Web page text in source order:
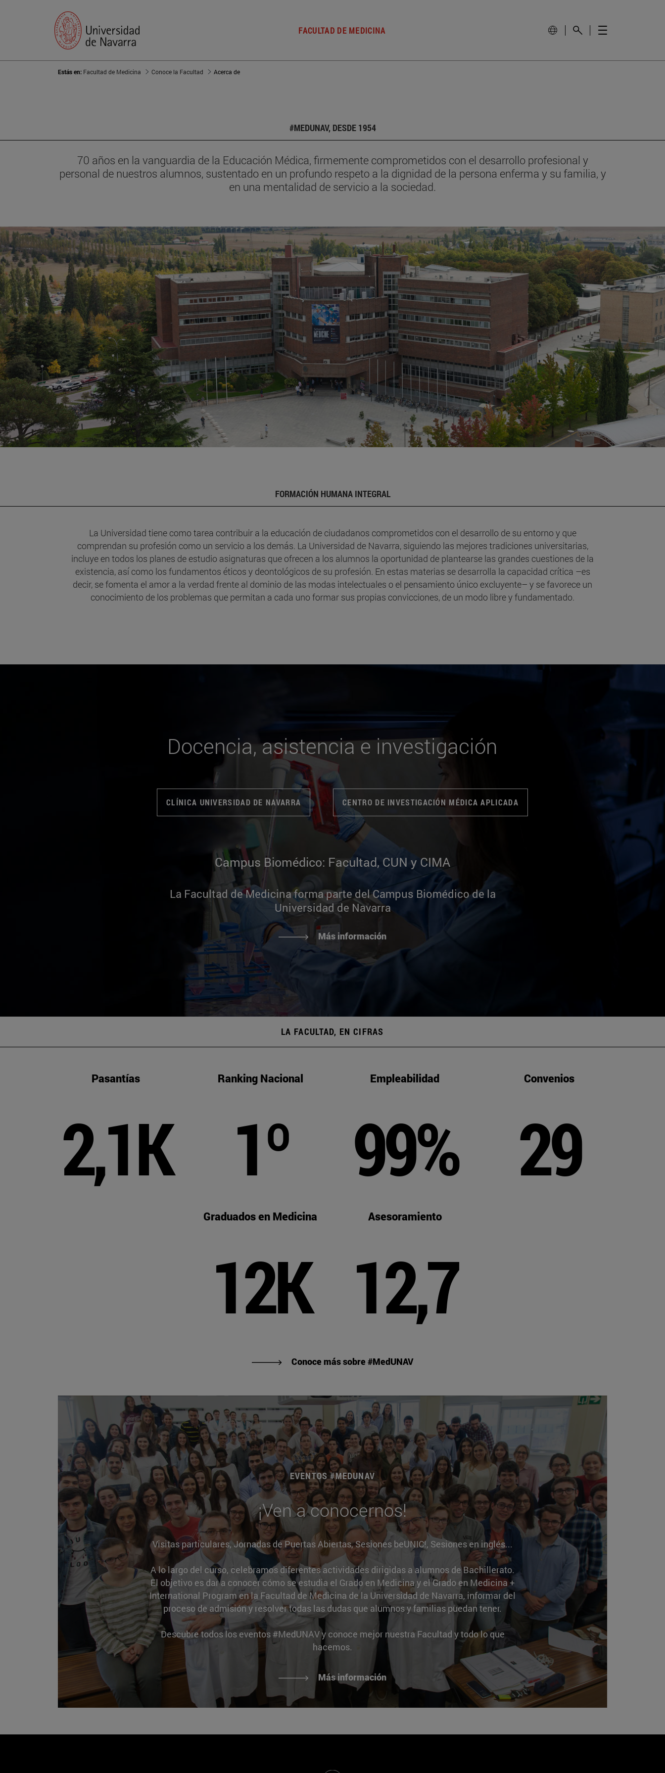
FACULTAD DE MEDICINA
Estás en: Facultad de Medicina Conoce la Facultad Acerca de
#MEDUNAV, DESDE 1954
70 años en la vanguardia de la Educación Médica, firmemente comprometidos con el desarrollo profesional y
personal de nuestros alumnos, sustentado en un profundo respeto a la dignidad de la persona enferma y su familia, y
en una mentalidad de servicio a la sociedad.
FORMACIÓN HUMANA INTEGRAL
La Universidad tiene como tarea contribuir a la educación de ciudadanos comprometidos con el desarrollo de su entorno y que
comprendan su profesión como un servicio a los demás. La Universidad de Navarra, siguiendo las mejores tradiciones universitarias,
incluye en todos los planes de estudio asignaturas que ofrecen a los alumnos la oportunidad de plantearse las grandes cuestiones de la
existencia, así como los fundamentos éticos y deontológicos de su profesión. En estas materias se desarrolla la capacidad crítica –es
decir, se fomenta el amor a la verdad frente al dominio de las modas intelectuales o el pensamiento único excluyente– y se favorece un
conocimiento de los problemas que permitan a cada uno formar sus propias convicciones, de un modo libre y fundamentado.
Docencia, asistencia e investigación
CLÍNICA UNIVERSIDAD DE NAVARRA CENTRO DE INVESTIGACIÓN MÉDICA APLICADA
Campus Biomédico: Facultad, CUN y CIMA
La Facultad de Medicina forma parte del Campus Biomédico de la
Universidad de Navarra
Más información
LA FACULTAD, EN CIFRAS
Pasantías
2,1K
Ranking Nacional
1º
Empleabilidad
99%
Convenios
29
Graduados en Medicina
12K
Asesoramiento
12,7
Conoce más sobre #MedUNAV
EVENTOS #MEDUNAV
¡Ven a conocernos!
Visitas particulares, Jornadas de Puertas Abiertas, Sesiones beUNIC!, Sesiones en inglés...
A lo largo del curso, celebramos diferentes actividades dirigidas a alumnos de Bachillerato.
El objetivo es dar a conocer cómo se estudia el Grado en Medicina y el Grado en Medicina +
International Program en la Facultad de Medicina de la Universidad de Navarra, informar del
proceso de admisión y resolver todas las dudas que alumnos y familias puedan tener.
Descubre todos los eventos #MedUNAV y conoce mejor nuestra Facultad y todo lo que
hacemos.
Más información